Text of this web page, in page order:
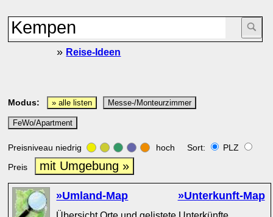
» Reise-Ideen
Modus: » alle listen Messe-/Monteurzimmer
FeWo/Apartment
Preisniveau niedrig hoch Sort:
PLZ
Preis
mit Umgebung »
»Umland-Map »Unterkunft-Map